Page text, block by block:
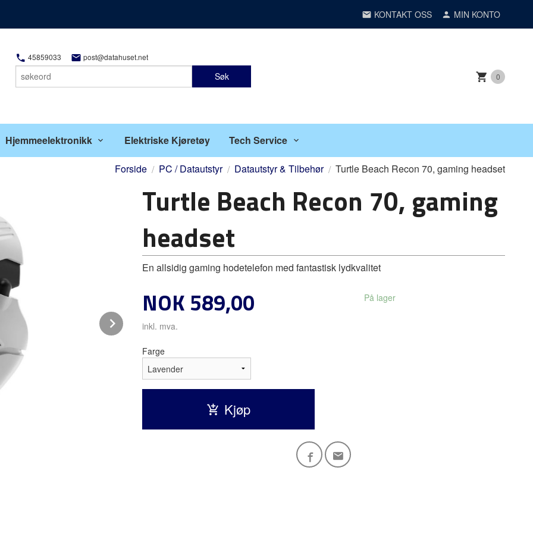
KONTAKT OSS MIN KONTO
45859033 post@datahuset.net
Søk 0
Hjemmeelektronikk Elektriske Kjøretøy Tech Service
Forside PC / Datautstyr Datautstyr & Tilbehør Turtle Beach Recon 70, gaming headset
Next
Turtle Beach Recon 70, gaming
headset
En allsidig gaming hodetelefon med fantastisk lydkvalitet
Pris
NOK 589,00
inkl. mva.
På lager
Farge
Kjøp